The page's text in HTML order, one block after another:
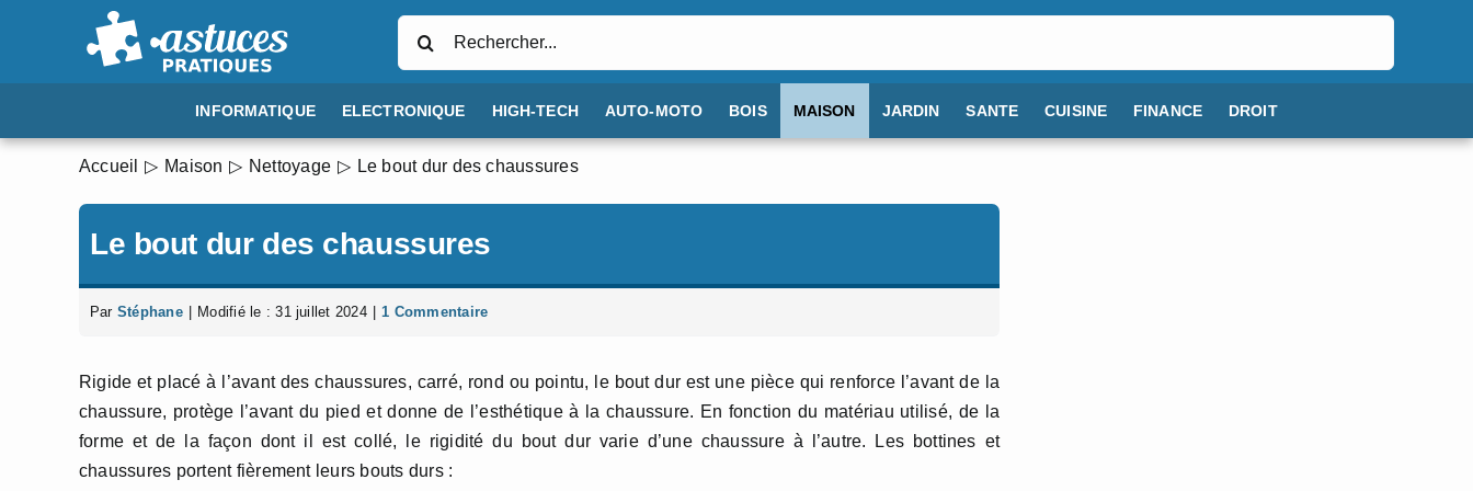
INFORMATIQUE ELECTRONIQUE HIGH-TECH AUTO-MOTO BOIS MAISON JARDIN SANTE CUISINE FINANCE DROIT
Accueil Maison Nettoyage Le bout dur des chaussures
Le bout dur des chaussures
Par Stéphane Modifié le : 31 juillet 2024 1 Commentaire
Rigide et placé à l’avant des chaussures, carré, rond ou pointu, le bout dur est une pièce qui renforce l’avant de la
chaussure, protège l’avant du pied et donne de l’esthétique à la chaussure. En fonction du matériau utilisé, de la
forme et de la façon dont il est collé, le rigidité du bout dur varie d’une chaussure à l’autre. Les bottines et
chaussures portent fièrement leurs bouts durs :